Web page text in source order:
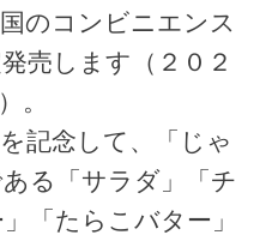
のコンビニエンス
売します（２０２
。
記念して、「じゃ
る「サラダ」「チ
「たらこバター」